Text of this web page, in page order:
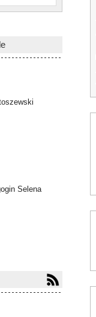
Selena